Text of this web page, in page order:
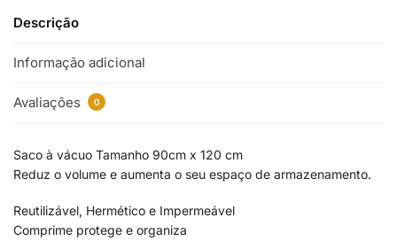
Descrição
Informação adicional
Avaliações 0
Saco à vácuo Tamanho 90cm x 120 cm
Reduz o volume e aumenta o seu espaço de armazenamento.
Reutilizável, Hermético e Impermeável
Comprime protege e organiza